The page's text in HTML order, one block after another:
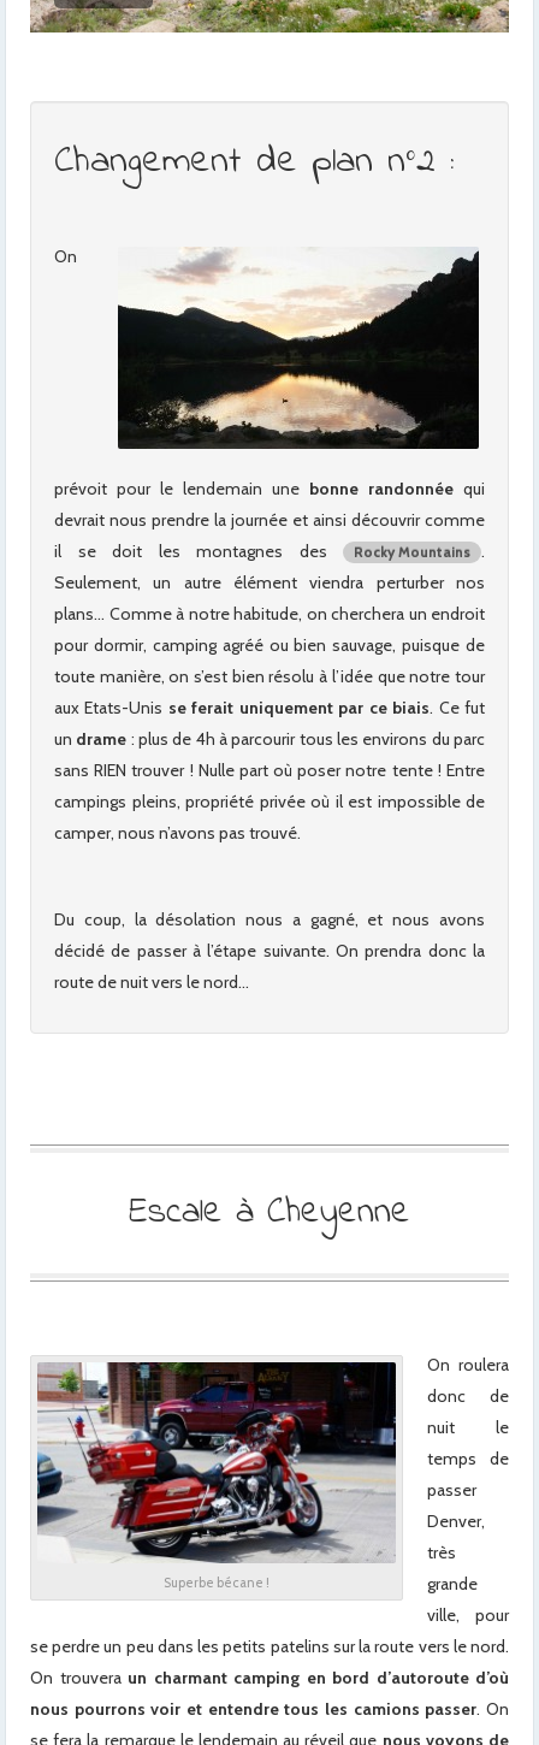
Changement de plan n°2 :
On
prévoit pour le lendemain une bonne randonnée qui
devrait nous prendre la journée et ainsi découvrir comme
il se doit les montagnes des
Rocky Mountains
.
Seulement, un autre élément viendra perturber nos
plans… Comme à notre habitude, on cherchera un endroit
pour dormir, camping agréé ou bien sauvage, puisque de
toute manière, on s’est bien résolu à l’idée que notre tour
aux Etats-Unis se ferait uniquement par ce biais. Ce fut
un drame : plus de 4h à parcourir tous les environs du parc
sans RIEN trouver ! Nulle part où poser notre tente ! Entre
campings pleins, propriété privée où il est impossible de
camper, nous n’avons pas trouvé.
Du coup, la désolation nous a gagné, et nous avons
décidé de passer à l’étape suivante. On prendra donc la
route de nuit vers le nord…
Escale à Cheyenne
Superbe bécane !
On roulera
donc de
nuit le
temps de
passer
Denver,
très
grande
ville, pour
se perdre un peu dans les petits patelins sur la route vers le nord.
On trouvera un charmant camping en bord d’autoroute d’où
nous pourrons voir et entendre tous les camions passer. On
se fera la remarque le lendemain au réveil que nous voyons de